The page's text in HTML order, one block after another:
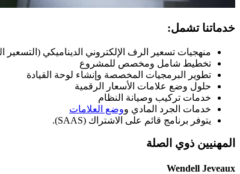
خدماتنا تشمل:
منهجيات تسعير الرف الإلكتروني الديناميكي (التسعير
تخطيط شامل ومخصص للمشروع
تطوير البرمجيات المخصصة وإنشاء لوحة القيادة
حلول وضع علامات الأسعار الرقمية
خدمات تركيب وصيانة النظام
خدمات الجرد المادي ووضع العلامات
يتوفر برنامج قائم على الاشتراك (SAAS).
المهنيين ذوي الصلة
Wendell Jeveaux